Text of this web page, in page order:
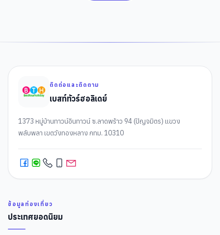
ติดต่อและติดตาม
เบสท์ทัวร์ฮอลิเดย์
1373 หมู่บ้านทาวน์อินทาวน์ ซ.ลาดพร้าว 94 (ปัญจมิตร) แขวง
พลับพลา เขตวังทองหลาง กทม. 10310
ข้อมูลท่องเที่ยว
ประเทศยอดนิยม